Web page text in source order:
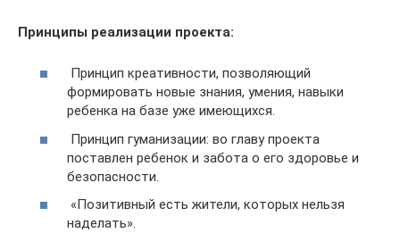
Принципы реализации проекта:
Принцип креативности, позволяющий
формировать новые знания, умения, навыки
ребенка на базе уже имеющихся.
Принцип гуманизации: во главу проекта
поставлен ребенок и забота о его здоровье и
безопасности.
«Позитивный есть жители, которых нельзя
наделать».